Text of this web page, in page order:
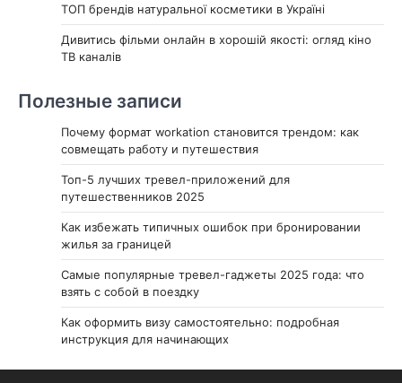
ТОП брендів натуральної косметики в Україні
Дивитись фільми онлайн в хорошій якості: огляд кіно
ТВ каналів
Полезные записи
Почему формат workation становится трендом: как
совмещать работу и путешествия
Топ-5 лучших тревел-приложений для
путешественников 2025
Как избежать типичных ошибок при бронировании
жилья за границей
Самые популярные тревел-гаджеты 2025 года: что
взять с собой в поездку
Как оформить визу самостоятельно: подробная
инструкция для начинающих